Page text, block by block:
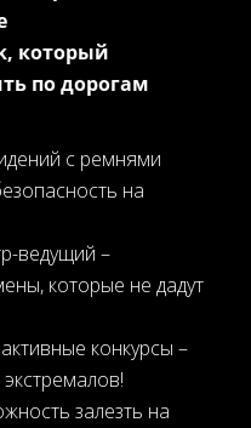
который
по дорогам
с ремнями
на
ведущий –
которые не дадут
конкурсы –
залезть на